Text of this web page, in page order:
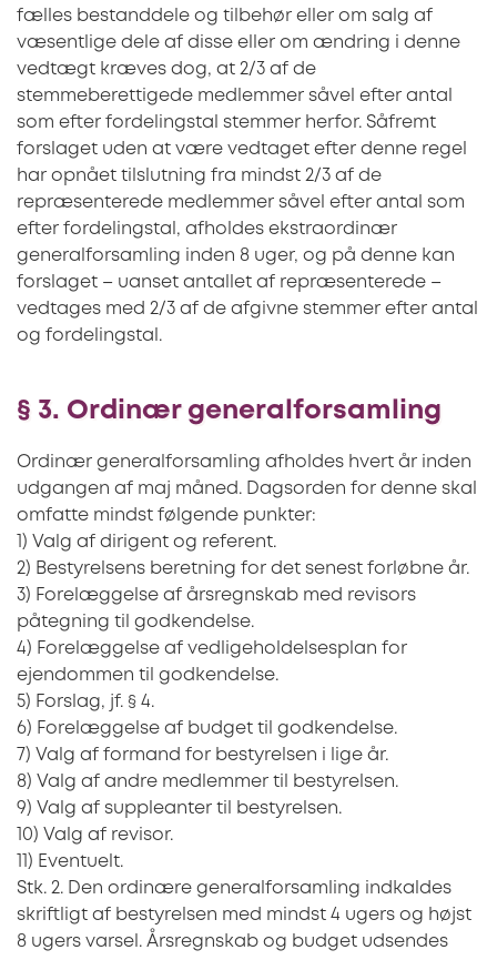
fælles bestanddele og tilbehør eller om salg af
væsentlige dele af disse eller om ændring i denne
vedtægt kræves dog, at 2/3 af de
stemmeberettigede medlemmer såvel efter antal
som efter fordelingstal stemmer herfor. Såfremt
forslaget uden at være vedtaget efter denne regel
har opnået tilslutning fra mindst 2/3 af de
repræsenterede medlemmer såvel efter antal som
efter fordelingstal, afholdes ekstraordinær
generalforsamling inden 8 uger, og på denne kan
forslaget – uanset antallet af repræsenterede –
vedtages med 2/3 af de afgivne stemmer efter antal
og fordelingstal.
§ 3. Ordinær generalforsamling
Ordinær generalforsamling afholdes hvert år inden
udgangen af maj måned. Dagsorden for denne skal
omfatte mindst følgende punkter:
1) Valg af dirigent og referent.
2) Bestyrelsens beretning for det senest forløbne år.
3) Forelæggelse af årsregnskab med revisors
påtegning til godkendelse.
4) Forelæggelse af vedligeholdelsesplan for
ejendommen til godkendelse.
5) Forslag, jf. § 4.
6) Forelæggelse af budget til godkendelse.
7) Valg af formand for bestyrelsen i lige år.
8) Valg af andre medlemmer til bestyrelsen.
9) Valg af suppleanter til bestyrelsen.
10) Valg af revisor.
11) Eventuelt.
Stk. 2. Den ordinære generalforsamling indkaldes
skriftligt af bestyrelsen med mindst 4 ugers og højst
8 ugers varsel. Årsregnskab og budget udsendes